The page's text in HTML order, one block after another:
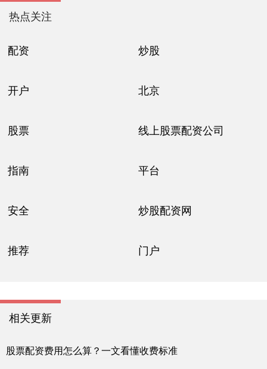
热点关注
配资 炒股
开户 北京
股票 线上股票配资公司
指南 平台
安全 炒股配资网
推荐 门户
相关更新
股票配资费用怎么算？一文看懂收费标准